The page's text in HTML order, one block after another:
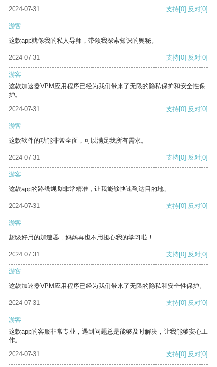
2024-07-31 支持[0] 反对[0]
游客
这款app就像我的私人导师，带领我探索知识的奥秘。
2024-07-31 支持[0] 反对[0]
游客
这款加速器VPM应用程序已经为我们带来了无限的隐私保护和安全性保
护。
2024-07-31
支持[0] 反对[0]
游客
这款软件的功能非常全面，可以满足我所有需求。
2024-07-31 支持[0] 反对[0]
游客
这款app的路线规划非常精准，让我能够快速到达目的地。
2024-07-31 支持[0] 反对[0]
游客
超级好用的加速器，妈妈再也不用担心我的学习啦！
2024-07-31 支持[0] 反对[0]
游客
这款加速器VPM应用程序已经为我们带来了无限的隐私和安全性保护。
2024-07-31 支持[0] 反对[0]
游客
这款app的客服非常专业，遇到问题总是能够及时解决，让我能够安心工
作。
2024-07-31
支持[0] 反对[0]